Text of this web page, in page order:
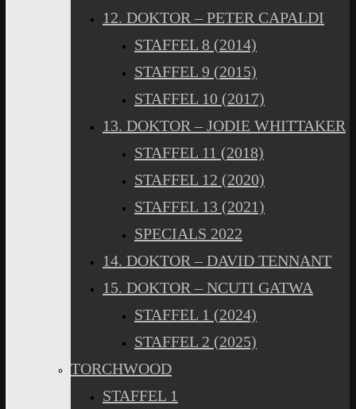
12. DOKTOR – PETER CAPALDI
STAFFEL 8 (2014)
STAFFEL 9 (2015)
STAFFEL 10 (2017)
13. DOKTOR – JODIE WHITTAKER
STAFFEL 11 (2018)
STAFFEL 12 (2020)
STAFFEL 13 (2021)
SPECIALS 2022
14. DOKTOR – DAVID TENNANT
15. DOKTOR – NCUTI GATWA
STAFFEL 1 (2024)
STAFFEL 2 (2025)
TORCHWOOD
STAFFEL 1